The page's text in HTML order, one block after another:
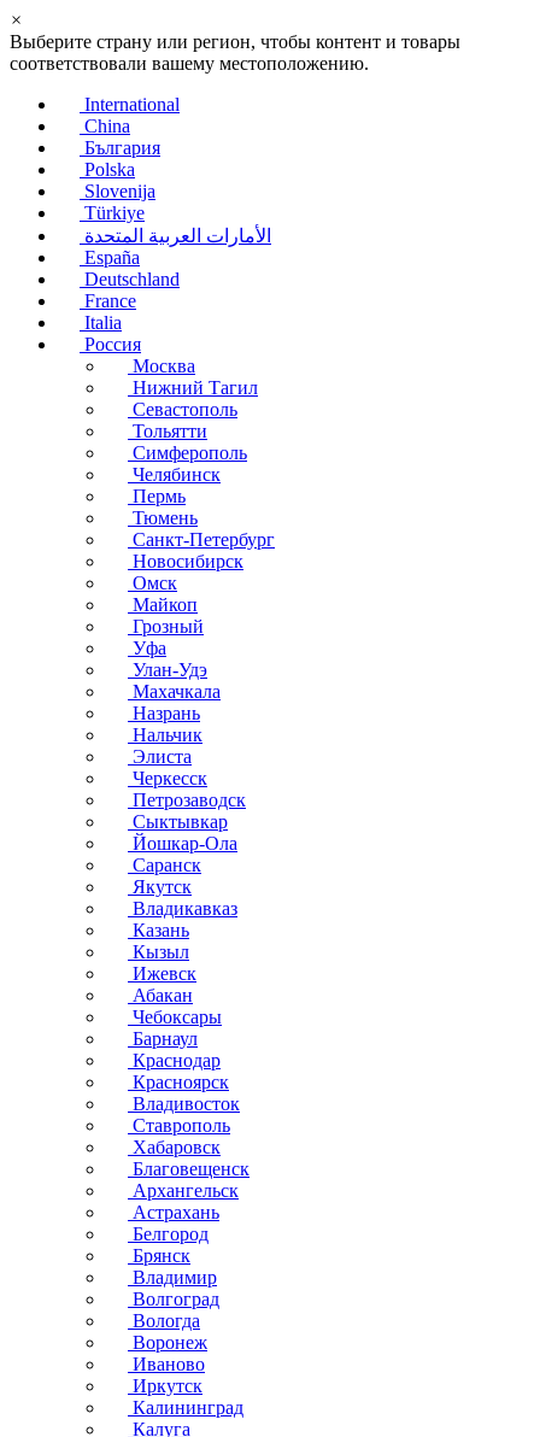
×
Выберите страну или регион, чтобы контент и товары
соответствовали вашему местоположению.
International
China
България
Polska
Slovenija
Türkiye
الأمارات العربية المتحدة
España
Deutschland
France
Italia
Россия
Москва
Нижний Тагил
Севастополь
Тольятти
Симферополь
Челябинск
Пермь
Тюмень
Санкт-Петербург
Новосибирск
Омск
Майкоп
Грозный
Уфа
Улан-Удэ
Махачкала
Назрань
Нальчик
Элиста
Черкесск
Петрозаводск
Сыктывкар
Йошкар-Ола
Саранск
Якутск
Владикавказ
Казань
Кызыл
Ижевск
Абакан
Чебоксары
Барнаул
Краснодар
Красноярск
Владивосток
Ставрополь
Хабаровск
Благовещенск
Архангельск
Астрахань
Белгород
Брянск
Владимир
Волгоград
Вологда
Воронеж
Иваново
Иркутск
Калининград
Калуга